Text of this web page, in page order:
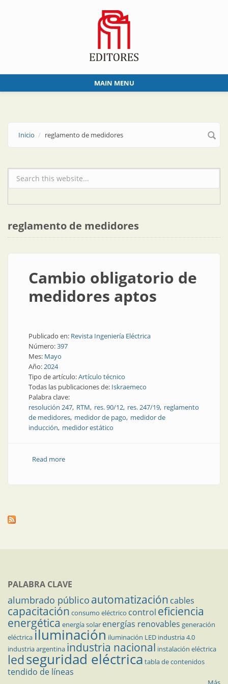
MAIN MENU
Inicio reglamento de medidores
Formulario de búsqueda
reglamento de medidores
Cambio obligatorio de
medidores aptos
Publicado en: Revista Ingeniería Eléctrica
Número:397
Mes: Mayo
Año:2024
Tipo de artículo:Artículo técnico
Todas las publicaciones de: Iskraemeco
Palabra clave:
resolución 247 RTM res. 90/12 res. 247/19 reglamento
de medidores medidor de pago medidor de
inducción medidor estático
Read moreabout Cambio obligatorio de medidores aptos
PALABRA CLAVE
alumbrado público automatización cables
capacitación consumo eléctrico control eficiencia
energética energía solar energías renovables generación
eléctricailuminación iluminación LED industria 4.0
industria argentina industria nacional instalación eléctrica
ledseguridad eléctrica tabla de contenidos
tendido de líneas